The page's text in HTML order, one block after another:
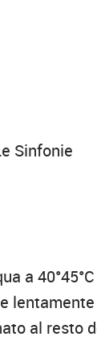
Sinfonie
a
al resto